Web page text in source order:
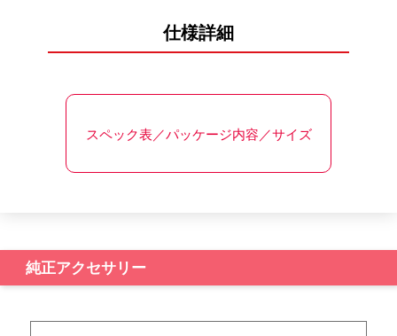
仕様詳細
スペック表／パッケージ内容／サイズ
純正アクセサリー